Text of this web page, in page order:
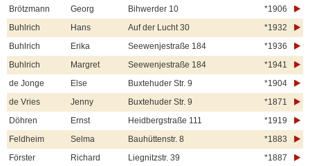
Brötzmann
Georg Bihwerder 10
*1906
Buhlrich
Hans Auf der Lucht 30
*1932
Buhlrich
Erika Seewenjestraße 184
*1936
Buhlrich
Margret Seewenjestraße 184
*1941
de Jonge
Else Buxtehuder Str. 9
*1904
de Vries
Jenny Buxtehuder Str. 9
*1871
Döhren
Ernst Heidbergstraße 111
*1919
Feldheim
Selma Bauhüttenstr. 8
*1883
Förster
Richard Liegnitzstr. 39
*1887